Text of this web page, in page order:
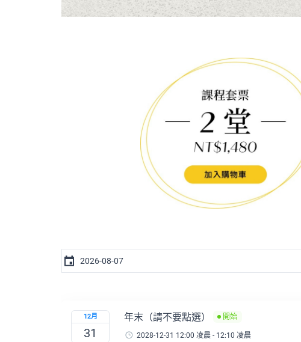
12月
31
年末（請不要點選） 開始
2028-12-31 12:00 凌晨 - 12:10 凌晨